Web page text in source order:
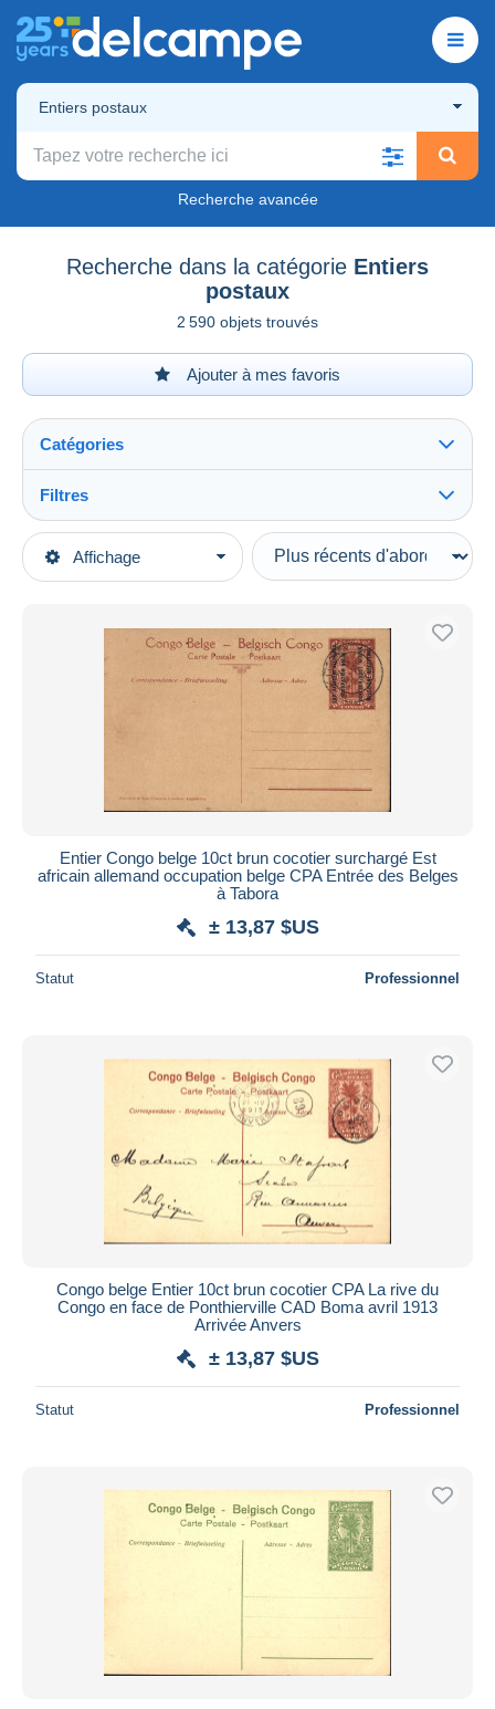
Entiers postaux
Recherche avancée
Recherche dans la catégorie Entiers
postaux
2 590 objets trouvés
Ajouter à mes favoris
Affichage
Catégories
Catégories principales
Congo - Kinshasa
1884-1960 Congo Belge
Filtres
Types de vente
En cours
Enchères avec offres
Enchères sans offres
Maisons de vente
Toutes les durées
depuis
jours
Prix
Livraison gratuite
Méthodes de paiement
Virement bancaire
Visa
Mastercard
Bancontact
iDeal
Maestro
Résidence du vendeur
Monde entier
Entier Congo belge 10ct brun cocotier surchargé Est
africain allemand occupation belge CPA Entrée des Belges
à Tabora
± 13,87 $US
Statut Professionnel
Congo belge Entier 10ct brun cocotier CPA La rive du
Congo en face de Ponthierville CAD Boma avril 1913
Arrivée Anvers
± 13,87 $US
Statut Professionnel